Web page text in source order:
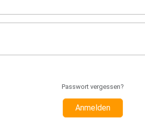
Passwort vergessen?
Anmelden